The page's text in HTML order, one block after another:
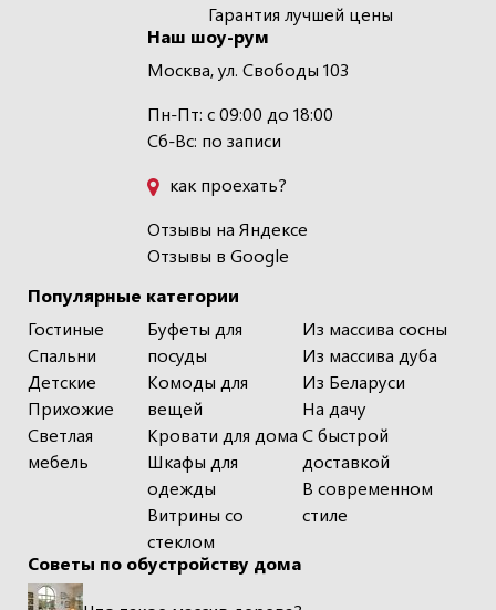
Популярные категории
Гостиные
Спальни
Детские
Прихожие
Светлая
мебель
Буфеты для
посуды
Комоды для
вещей
Кровати для дома
Шкафы для
одежды
Витрины со
стеклом
Из массива сосны
Из массива дуба
Из Беларуси
На дачу
С быстрой
доставкой
В современном
стиле
Гарантия лучшей цены
Наш шоу-рум
Москва, ул. Свободы 103
Пн-Пт: с 09:00 до 18:00
Сб-Вс: по записи
как проехать?
Отзывы на Яндексе
Отзывы в Google
Советы по обустройству дома